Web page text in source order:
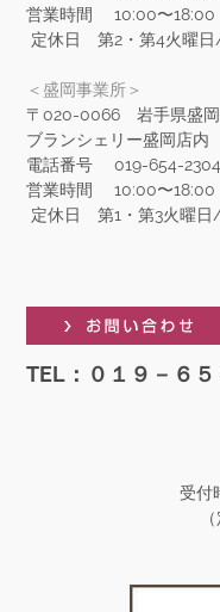
営業時間 10:00〜
定休日 第2・第4火曜日
＜盛岡事業所＞
〒020-0066岩手県盛
​ブランシェリー盛岡店内
電話番号 019-654-
営業時間 10:00〜
定休日 第1・第3火曜日
TEL：０１９－６
受付